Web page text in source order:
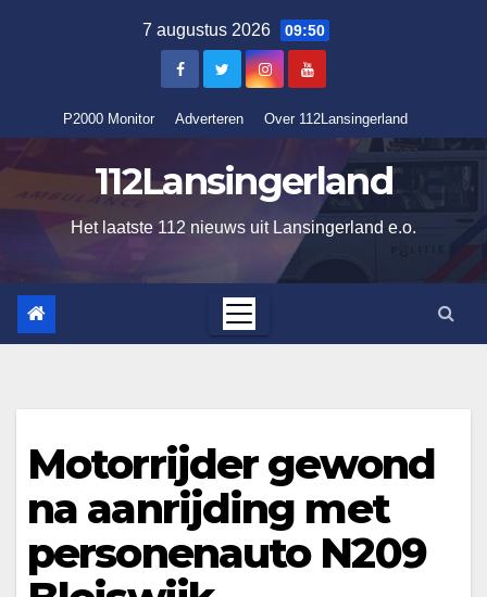
7 augustus 2026 09:50
P2000 Monitor Adverteren Over 112Lansingerland
112Lansingerland
Het laatste 112 nieuws uit Lansingerland e.o.
Motorrijder gewond
na aanrijding met
personenauto N209